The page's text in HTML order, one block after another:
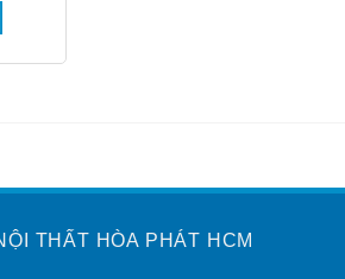
THẤT HÒA PHÁT HCM